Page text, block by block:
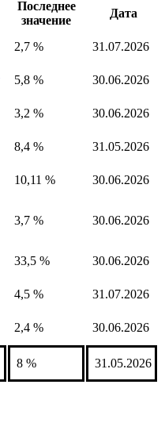
Последнее
значение
Дата
2,7 %
31.07.2026
5,8 %
30.06.2026
3,2 %
30.06.2026
8,4 %
31.05.2026
10,11 %
30.06.2026
3,7 % 30.06.2026
33,5 %
30.06.2026
4,5 %
31.07.2026
2,4 % 30.06.2026
8 %
31.05.2026